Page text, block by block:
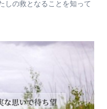
しの救となることを知って